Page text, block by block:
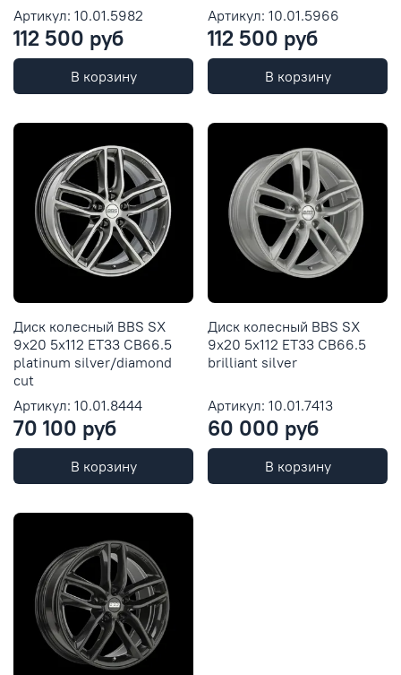
Артикул: 10.01.5982
112 500 руб
В корзину
Артикул: 10.01.5966
112 500 руб
В корзину
Диск колесный BBS SX
9x20 5x112 ET33 CB66.5
platinum silver/diamond
cut
Артикул: 10.01.8444
70 100 руб
В корзину
Диск колесный BBS SX
9x20 5x112 ET33 CB66.5
brilliant silver
Артикул: 10.01.7413
60 000 руб
В корзину